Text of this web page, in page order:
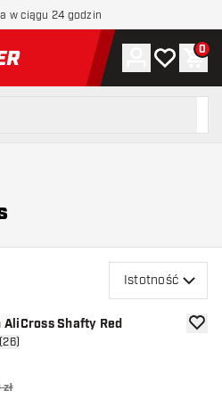
w ciągu 24 godzin
strony głównej
Konto
Moja lista
0
Istotność
Shafty Red
panel recenzji